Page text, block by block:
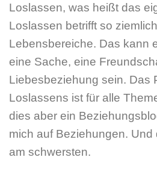
Loslassen, was heißt das
Loslassen betrifft so
Lebensbereiche. Das kann
eine Sache, eine
Liebesbeziehung sein. Das
Loslassens ist für alle
dies aber ein
mich auf Beziehungen. Und
am schwersten.